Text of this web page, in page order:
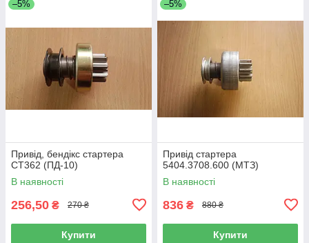
–5%
Привід, бендікс стартера
СТ362 (ПД-10)
В наявності
256,50 ₴ 270 ₴
Купити
–5%
Привід стартера
5404.3708.600 (МТЗ)
В наявності
836 ₴ 880 ₴
Купити